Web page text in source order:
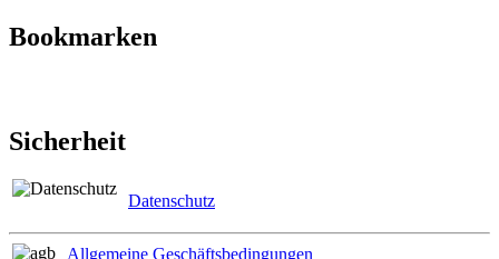
Bookmarken
Sicherheit
Datenschutz
Allgemeine Geschäftsbedingungen